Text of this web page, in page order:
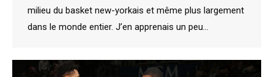
milieu du basket new-yorkais et même plus largement
dans le monde entier. J’en apprenais un peu…